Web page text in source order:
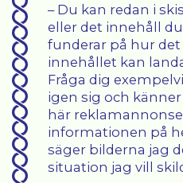
– Du kan redan i
eller det innehåll
funderar på hur
innehållet kan
Fråga dig
igen sig och
här
informationen på
säger bilderna jag
situation jag vill